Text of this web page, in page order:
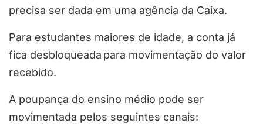
precisa ser dada em uma agência da Caixa.
Para estudantes maiores de idade, a conta já
fica desbloqueada para movimentação do valor
recebido.
A poupança do ensino médio pode ser
movimentada pelos seguintes canais: